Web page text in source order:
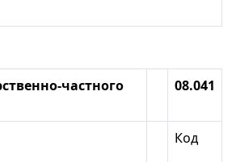
частного
08.041
Код